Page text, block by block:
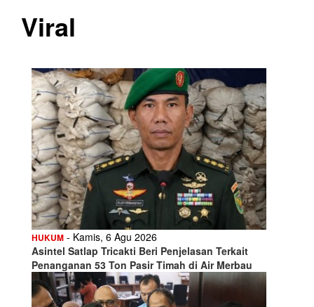
Viral
HUKUM - Kamis, 6 Agu 2026
Asintel Satlap Tricakti Beri Penjelasan Terkait
Penanganan 53 Ton Pasir Timah di Air Merbau